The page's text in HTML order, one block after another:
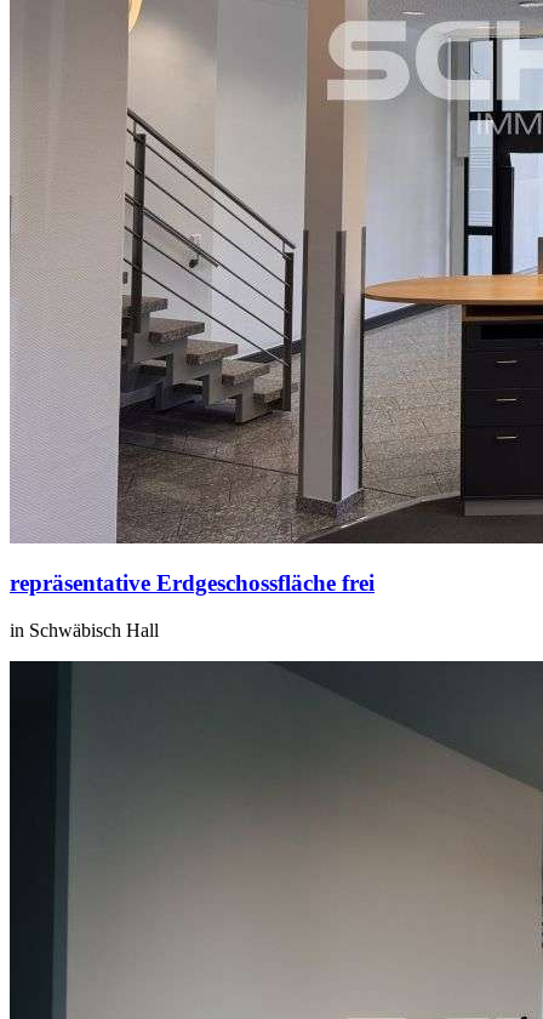
repräsentative Erdgeschossfläche frei
in Schwäbisch Hall